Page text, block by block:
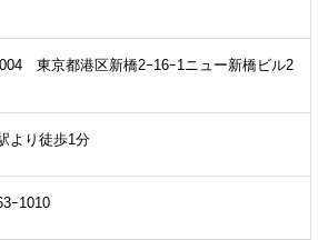
東京都港区新橋2ｰ16ｰ1ニュー新橋ビル2
より徒歩1分
ｰ1010